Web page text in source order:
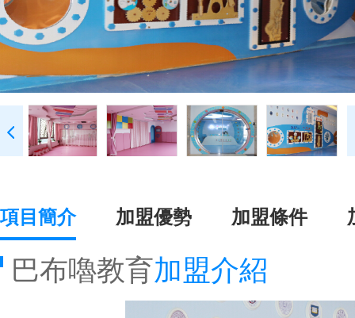
項目簡介 加盟優勢 加盟條件
巴布嚕教育加盟介紹